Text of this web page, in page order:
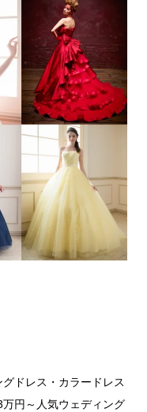
ドレス・カラードレス
円～人気ウェディング